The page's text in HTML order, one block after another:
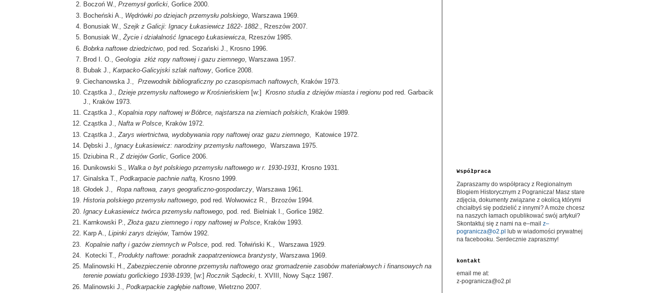
Boczoń W., Przemysł gorlicki, Gorlice 2000.
Bocheński A., Wędrówki po dziejach przemysłu polskiego , Warszawa 1969.
Bonusiak W., Szejk z Galicji: Ignacy Łukasiewicz 1822- 1882., Rzeszów 2007.
Bonusiak W.,Życie i działalność Ignacego Łukasiewicza, Rzeszów 1985.
Bobrka naftowe dziedzictwo , pod red. Sozański J., Krosno 1996.
Brod I. O., Geologia złóż ropy naftowej i gazu ziemnego , Warszawa 1957.
Bubak J., Karpacko-Galicyjski szlak naftowy, Gorlice 2008.
Ciechanowska J., Przewodnik bibliograficzny po czasopismach naftowych , Kraków 1973.
Cząstka J., Dzieje przemysłu naftowego w Krośnieńskiem [w:] Krosno studia z dziejów miasta i regionu pod red. Garbacik
J., Kraków 1973.
Cząstka J., Kopalnia ropy naftowej w Bóbrce, najstarsza na ziemiach polskich, Kraków 1989.
Cząstka J., Nafta w Polsce, Kraków 1972.
Cząstka J., Zarys wiertnictwa, wydobywania ropy naftowej oraz gazu ziemnego , Katowice 1972.
Dębski J., Ignacy Łukasiewicz: narodziny przemysłu naftowego , Warszawa 1975.
Dziubina R.,Z dziejów Gorlic, Gorlice 2006.
Dunikowski S., Walka o byt polskiego przemysłu naftowego w r. 1930-1931 , Krosno 1931.
Ginalska T., Podkarpacie pachnie naftą , Krosno 1999.
Głodek J., Ropa naftowa, zarys geograficzno-gospodarczy, Warszawa 1961.
Historia polskiego przemysłu naftowego, pod red. Wolwowicz R., Brzozów 1994.
Ignacy Łukasiewicz twórca przemysłu naftowego , pod. red. Bielniak I., Gorlice 1982.
Karnkowski P.,Złoża gazu ziemnego i ropy naftowej w Polsce, Kraków 1993.
Karp A., Lipinki zarys dziejów, Tarnów 1992.
Kopalnie nafty i gazów ziemnych w Polsce , pod. red. Tołwiński K., Warszawa 1929.
Kotecki T., Produkty naftowe: poradnik zaopatrzeniowca branżysty , Warszawa 1969.
Malinowski H., Zabezpieczenie obronne przemysłu naftowego oraz gromadzenie zasobów materiałowych i finansowych na
terenie powiatu gorlickiego 1938-1939, [w:] Rocznik Sądecki, t. XVIII, Nowy Sącz 1987.
Malinowski J., Podkarpackie zagłębie naftowe , Wietrzno 2007.
Współpraca
Zapraszamy do współpracy z Regionalnym
Blogiem Historycznym z Pogranicza! Masz stare
zdjęcia, dokumenty związane z okolicą którymi
chciałbyś się podzielić z innymi? A może chcesz
na naszych łamach opublikować swój artykuł?
Skontaktuj się z nami na e–mail z–
pogranicza@o2.pl
lub w wiadomości prywatnej
na facebooku. Serdecznie zapraszmy!
kontakt
email me at:
z-pogranicza@o2.pl